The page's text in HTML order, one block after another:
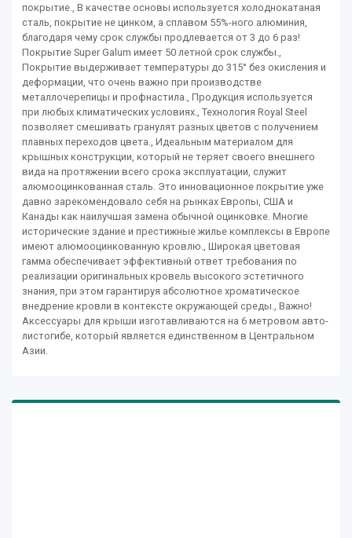
покрытие., В качестве основы используется холоднокатаная
сталь, покрытие не цинком, а сплавом 55%-ного алюминия,
благодаря чему срок службы продлевается от 3 до 6 раз!
Покрытие Super Galum имеет 50 летной срок службы.,
Покрытие выдерживает температуры до 315° без окисления и
деформации, что очень важно при производстве
металлочерепицы и профнастила., Продукция используется
при любых климатических условиях., Технология Royal Steel
позволяет смешивать гранулят разных цветов с получением
плавных переходов цвета., Идеальным материалом для
крышных конструкции, который не теряет своего внешнего
вида на протяжении всего срока эксплуатации, служит
алюмооцинкованная сталь. Это инновационное покрытие уже
давно зарекомендовало себя на рынках Европы, США и
Канады как наилучшая замена обычной оцинковке. Многие
исторические здание и престижные жилье комплексы в Европе
имеют алюмооцинкованную кровлю., Широкая цветовая
гамма обеспечивает эффективный ответ требования по
реализации оригинальных кровель высокого эстетичного
знания, при этом гарантируя абсолютное хроматическое
внедрение кровли в контексте окружающей среды., Важно!
Аксессуары для крыши изготавливаются на 6 метровом авто-
листогибе, который является единственном в Центральном
Азии.